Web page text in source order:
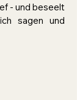
- und beseelt
sagen und